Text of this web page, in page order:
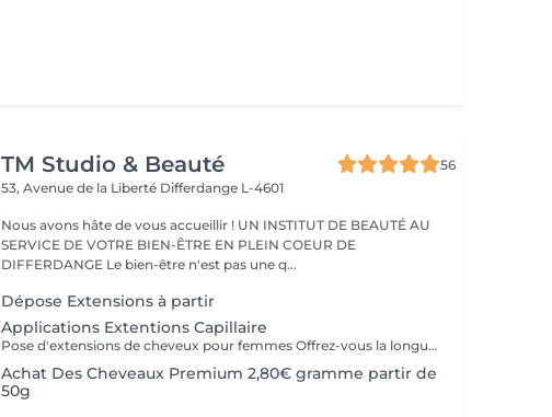
TM Studio & Beauté
56
53, Avenue de la Liberté Differdange L-4601
Nous avons hâte de vous accueillir ! UN INSTITUT DE BEAUTÉ AU
SERVICE DE VOTRE BIEN-ÊTRE EN PLEIN COEUR DE
DIFFERDANGE Le bien-être n'est pas une q...
Dépose Extensions à partir
Applications Extentions Capillaire
Pose d'extensions de cheveux pour femmes Offrez-vous la longueur et la densité dont vous avez toujours rêvé grâce à notre expertise en extensions capillaires. Notre protocole complet comprend : La consultation experte : Analyse de vos cheveux et choix de la méthode la plus adaptée. Le diagnostic couleur : Sélection de la nuance parfaite pour une transition invisible. La pose sur-mesure : Fixation précise des mèches en respectant la santé de votre cuir chevelu. La coupe de finition et le coiffage : Dégradé pour fondre les extensions et brushing ou waves pour un mouvement naturel.
Achat Des Cheveaux Premium 2,80€ gramme partir de
50g